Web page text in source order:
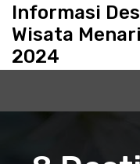
c
Informasi
Wisata
2024